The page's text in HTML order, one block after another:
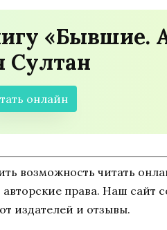
«Бывшие.
Султан
онлайн
возможность читать
авторские права. Наш сайт
издателей и отзывы.